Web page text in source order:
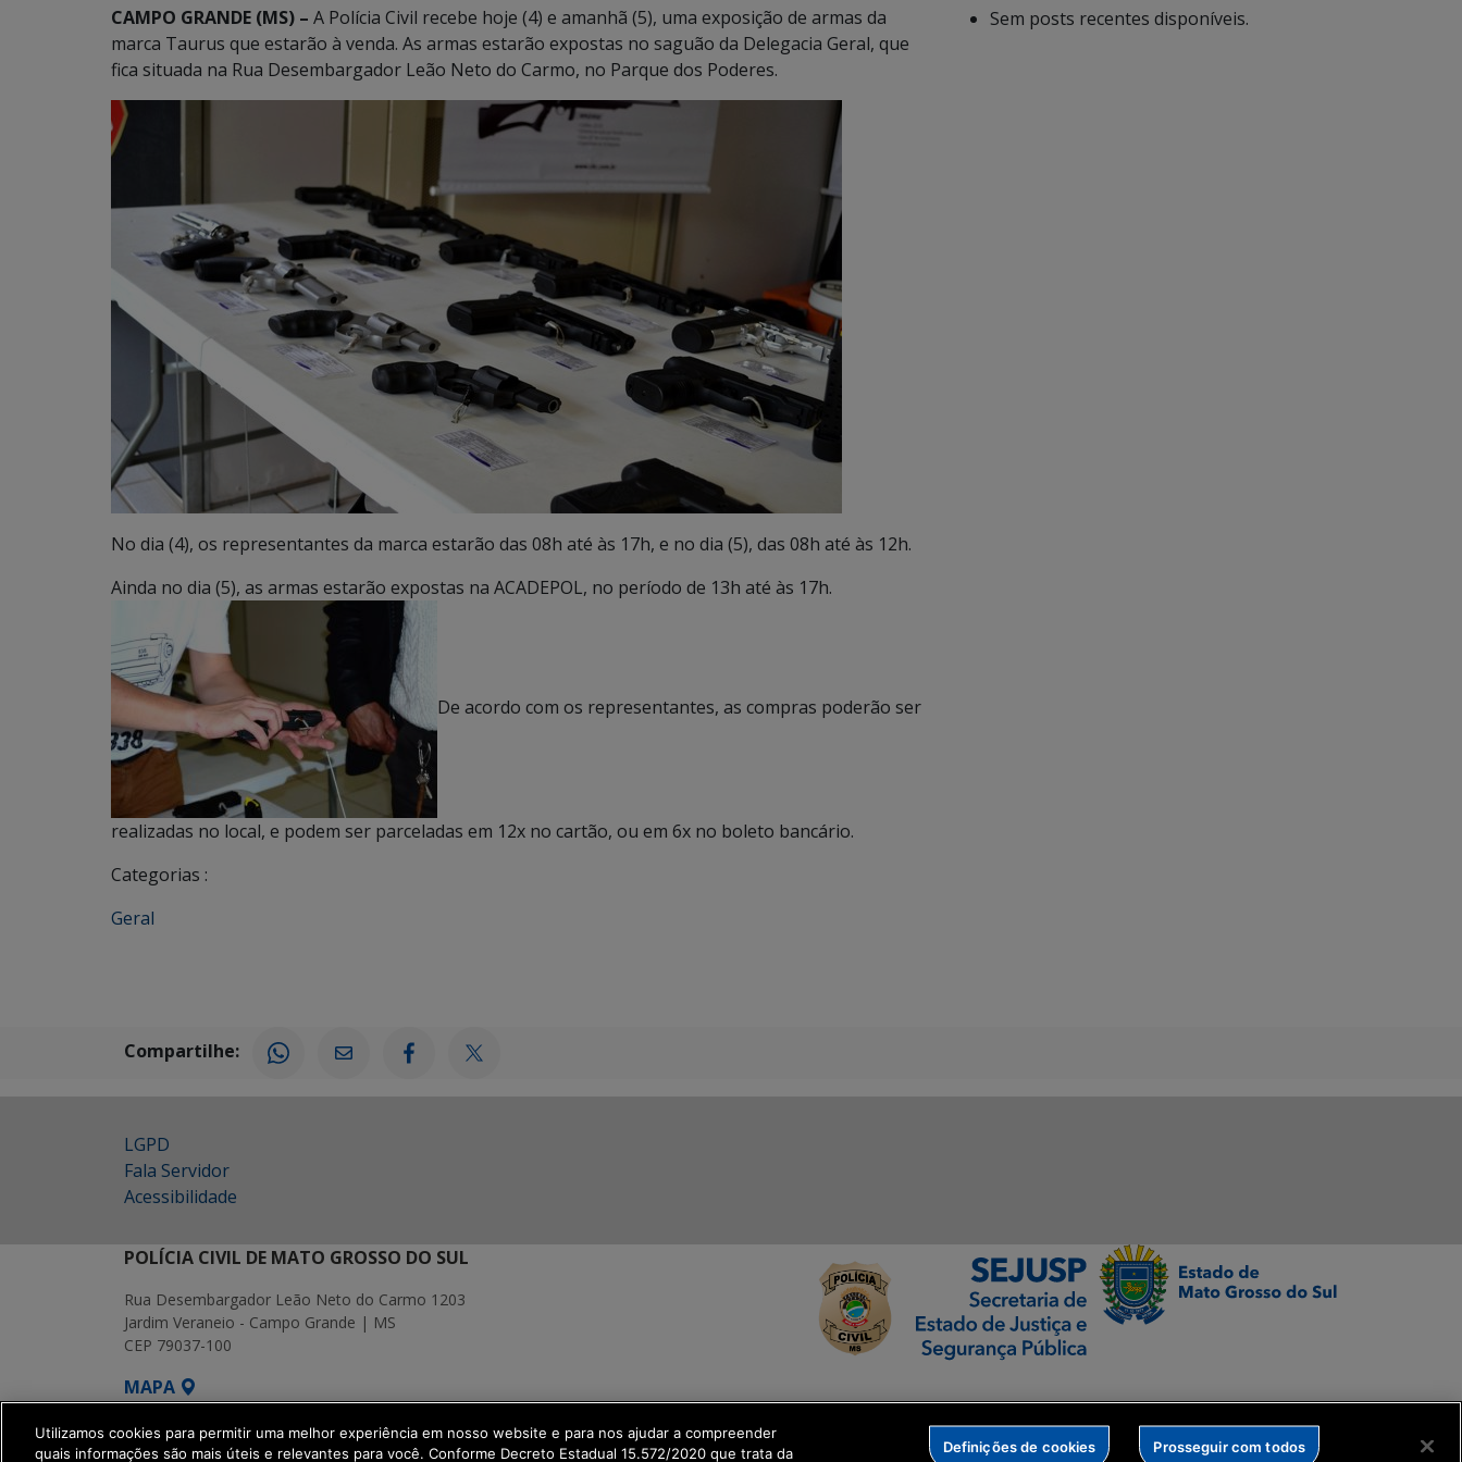
CAMPO GRANDE (MS) – A Polícia Civil recebe hoje (4) e amanhã (5), uma exposição de armas da
marca Taurus que estarão à venda. As armas estarão expostas no saguão da Delegacia Geral, que
fica situada na Rua Desembargador Leão Neto do Carmo, no Parque dos Poderes.
No dia (4), os representantes da marca estarão das 08h até às 17h, e no dia (5), das 08h até às 12h.
Ainda no dia (5), as armas estarão expostas na ACADEPOL, no período de 13h até às 17h.
De acordo com os representantes, as compras poderão ser
realizadas no local, e podem ser parceladas em 12x no cartão, ou em 6x no boleto bancário.
Categorias :
Geral
Sem posts recentes disponíveis.
Compartilhe:
LGPD
Fala Servidor
Acessibilidade
POLÍCIA CIVIL DE MATO GROSSO DO SUL
Rua Desembargador Leão Neto do Carmo 1203
Jardim Veraneio - Campo Grande | MS
CEP 79037-100
MAPA
SETDIG | Secretaria-Executiva de Transformação Digital
Utilizamos cookies para permitir uma melhor experiência em nosso website e para nos ajudar a compreender
quais informações são mais úteis e relevantes para você. Conforme Decreto Estadual 15.572/2020 que trata da
Definições de cookies Prosseguir com todos